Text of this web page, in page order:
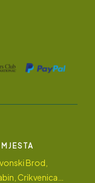
Brod,
Crikvenica…